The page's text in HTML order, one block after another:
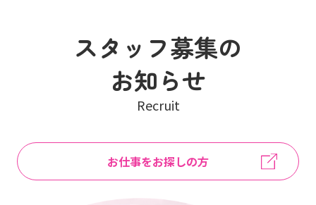
スタッフ募集の
お知らせ
Recruit
お仕事をお探しの方